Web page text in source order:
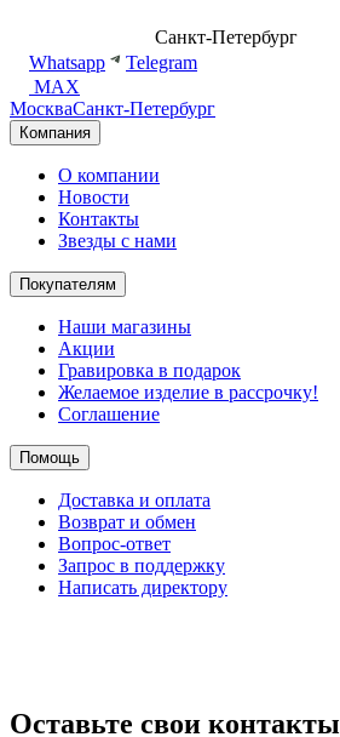
Санкт-Петербург
Whatsapp
Telegram
MAX
МоскваСанкт-Петербург
Компания
О компании
Новости
Контакты
Звезды с нами
Покупателям
Наши магазины
Акции
Гравировка в подарок
Желаемое изделие в рассрочку!
Соглашение
Помощь
Доставка и оплата
Возврат и обмен
Вопрос-ответ
Запрос в поддержку
Написать директору
Оставьте свои контакты